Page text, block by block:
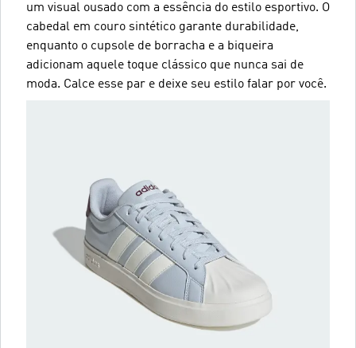
um visual ousado com a essência do estilo esportivo. O
cabedal em couro sintético garante durabilidade,
enquanto o cupsole de borracha e a biqueira
adicionam aquele toque clássico que nunca sai de
moda. Calce esse par e deixe seu estilo falar por você.